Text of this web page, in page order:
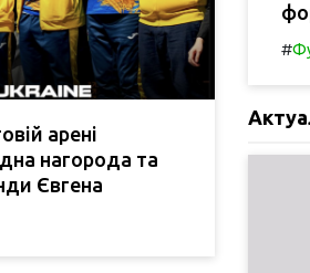
арені
нагорода та
Євгена
#